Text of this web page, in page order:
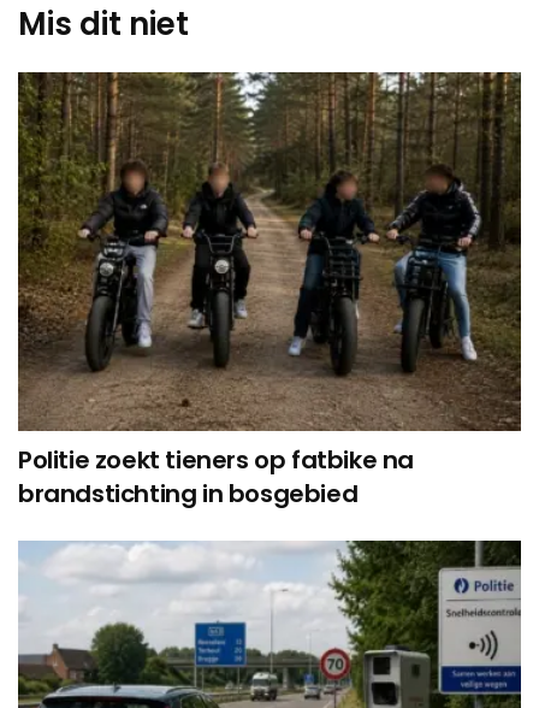
Mis dit niet
Politie zoekt tieners op fatbike na
brandstichting in bosgebied